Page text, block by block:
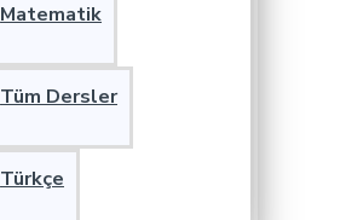
Matematik
Tüm Dersler
Türkçe